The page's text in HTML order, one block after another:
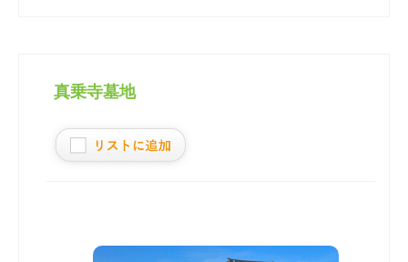
真乗寺墓地